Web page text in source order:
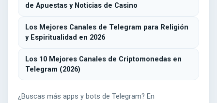
de Apuestas y Noticias de Casino
Los Mejores Canales de Telegram para Religión
y Espiritualidad en 2026
Los 10 Mejores Canales de Criptomonedas en
Telegram (2026)
¿Buscas más apps y bots de Telegram? En